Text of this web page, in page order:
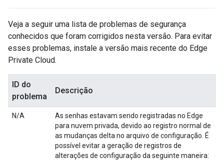
Veja a seguir uma lista de problemas de segurança
conhecidos que foram corrigidos nesta versão. Para evitar
esses problemas, instale a versão mais recente do Edge
Private Cloud.
ID do
problema
Descrição
N/A
As senhas estavam sendo registradas no Edge
para nuvem privada, devido ao registro normal de
as mudanças delta no arquivo de configuração. É
possível evitar a geração de registros de
alterações de configuração da seguinte maneira: